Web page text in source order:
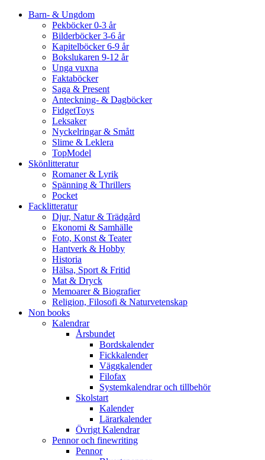
Barn- & Ungdom
Pekböcker 0-3 år
Bilderböcker 3-6 år
Kapitelböcker 6-9 år
Bokslukaren 9-12 år
Unga vuxna
Faktaböcker
Saga & Present
Anteckning- & Dagböcker
FidgetToys
Leksaker
Nyckelringar & Smått
Slime & Leklera
TopModel
Skönlitteratur
Romaner & Lyrik
Spänning & Thrillers
Pocket
Facklitteratur
Djur, Natur & Trädgård
Ekonomi & Samhälle
Foto, Konst & Teater
Hantverk & Hobby
Historia
Hälsa, Sport & Fritid
Mat & Dryck
Memoarer & Biografier
Religion, Filosofi & Naturvetenskap
Non books
Kalendrar
Årsbundet
Bordskalender
Fickkalender
Väggkalender
Filofax
Systemkalendrar och tillbehör
Skolstart
Kalender
Lärarkalender
Övrigt Kalendrar
Pennor och finewriting
Pennor